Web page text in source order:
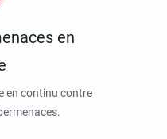
en
en continu contre